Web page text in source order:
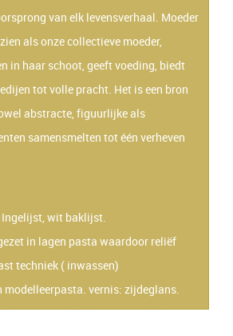
van elk levensverhaal. Moeder
als onze collectieve moeder,
in haar schoot, geeft voeding, biedt
tot volle pracht. Het is een bron
abstracte, figuurlijke als
samensmelten tot één verheven
wit baklijst.
in lagen pasta waardoor reliëf
techniek ( inwassen)
modelleerpasta. vernis: zijdeglans.